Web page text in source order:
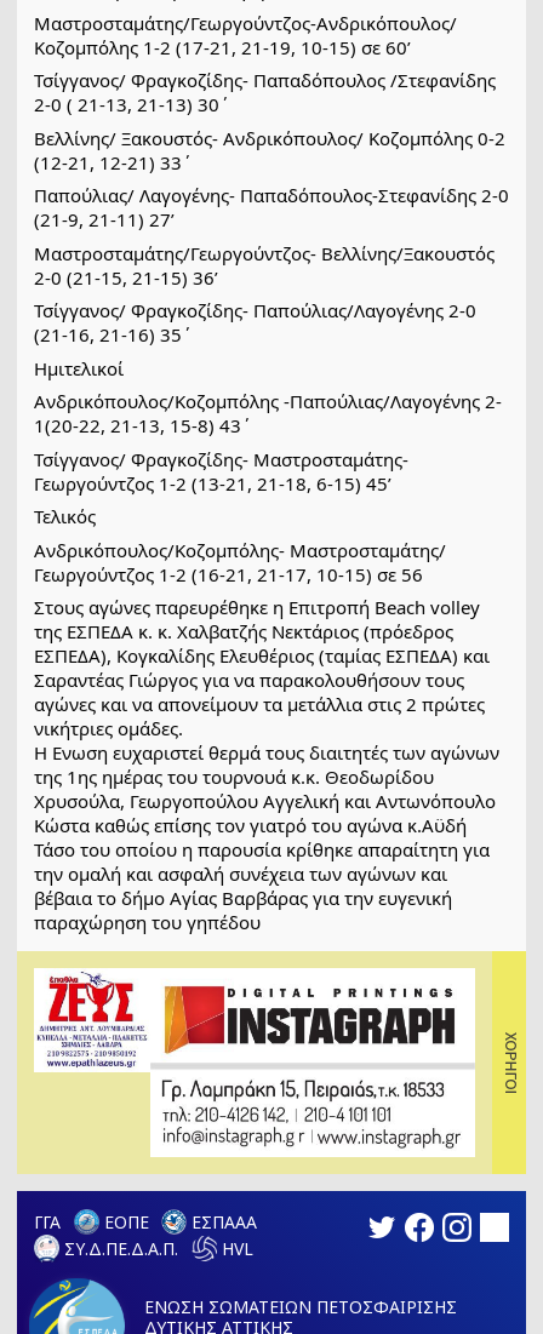
Μαστροσταμάτης/Γεωργούντζος-Ανδρικόπουλος/
Κοζομπόλης 1-2 (17-21, 21-19, 10-15) σε 60’
Τσίγγανος/ Φραγκοζίδης- Παπαδόπουλος /Στεφανίδης
2-0 ( 21-13, 21-13) 30΄
Βελλίνης/ Ξακουστός- Ανδρικόπουλος/ Κοζομπόλης 0-2
(12-21, 12-21) 33΄
Παπούλιας/ Λαγογένης- Παπαδόπουλος-Στεφανίδης 2-0
(21-9, 21-11) 27’
Μαστροσταμάτης/Γεωργούντζος- Βελλίνης/Ξακουστός
2-0 (21-15, 21-15) 36’
Τσίγγανος/ Φραγκοζίδης- Παπούλιας/Λαγογένης 2-0
(21-16, 21-16) 35΄
Ημιτελικοί
Ανδρικόπουλος/Κοζομπόλης -Παπούλιας/Λαγογένης 2-
1(20-22, 21-13, 15-8) 43΄
Τσίγγανος/ Φραγκοζίδης- Μαστροσταμάτης-
Γεωργούντζος 1-2 (13-21, 21-18, 6-15) 45’
Τελικός
Ανδρικόπουλος/Κοζομπόλης- Μαστροσταμάτης/
Γεωργούντζος 1-2 (16-21, 21-17, 10-15) σε 56
Στους αγώνες παρευρέθηκε η Επιτροπή Beach volley
της ΕΣΠΕΔΑ κ. κ. Χαλβατζής Νεκτάριος (πρόεδρος
ΕΣΠΕΔΑ), Κογκαλίδης Ελευθέριος (ταμίας ΕΣΠΕΔΑ) και
Σαραντέας Γιώργος για να παρακολουθήσουν τους
αγώνες και να απονείμουν τα μετάλλια στις 2 πρώτες
νικήτριες ομάδες.
Η Ενωση ευχαριστεί θερμά τους διαιτητές των αγώνων
της 1ης ημέρας του τουρνουά κ.κ. Θεοδωρίδου
Χρυσούλα, Γεωργοπούλου Αγγελική και Αντωνόπουλο
Κώστα καθώς επίσης τον γιατρό του αγώνα κ.Αϋδή
Τάσο του οποίου η παρουσία κρίθηκε απαραίτητη για
την ομαλή και ασφαλή συνέχεια των αγώνων και
βέβαια το δήμο Αγίας Βαρβάρας για την ευγενική
παραχώρηση του γηπέδου
ΕΝΩΣΗ ΣΩΜΑΤΕΙΩΝ ΠΕΤΟΣΦΑΙΡΙΣΗΣ
ΔΥΤΙΚΗΣ ΑΤΤΙΚΗΣ
ΓΓΑ ΕΟΠΕ
ΕΣΠΑΑΑ
ΣΥ.Δ.ΠΕ.Δ.Α.Π.
HVL